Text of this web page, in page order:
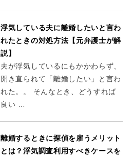
浮気している夫に離婚したいと言わ
れたときの対処方法【元弁護士が解
説】
夫が浮気しているにもかかわらず、
開き直られて「離婚したい」と言わ
れた。。 そんなとき、どうすれば
良い …
離婚するときに探偵を雇うメリット
とは？浮気調査利用すべきケースを